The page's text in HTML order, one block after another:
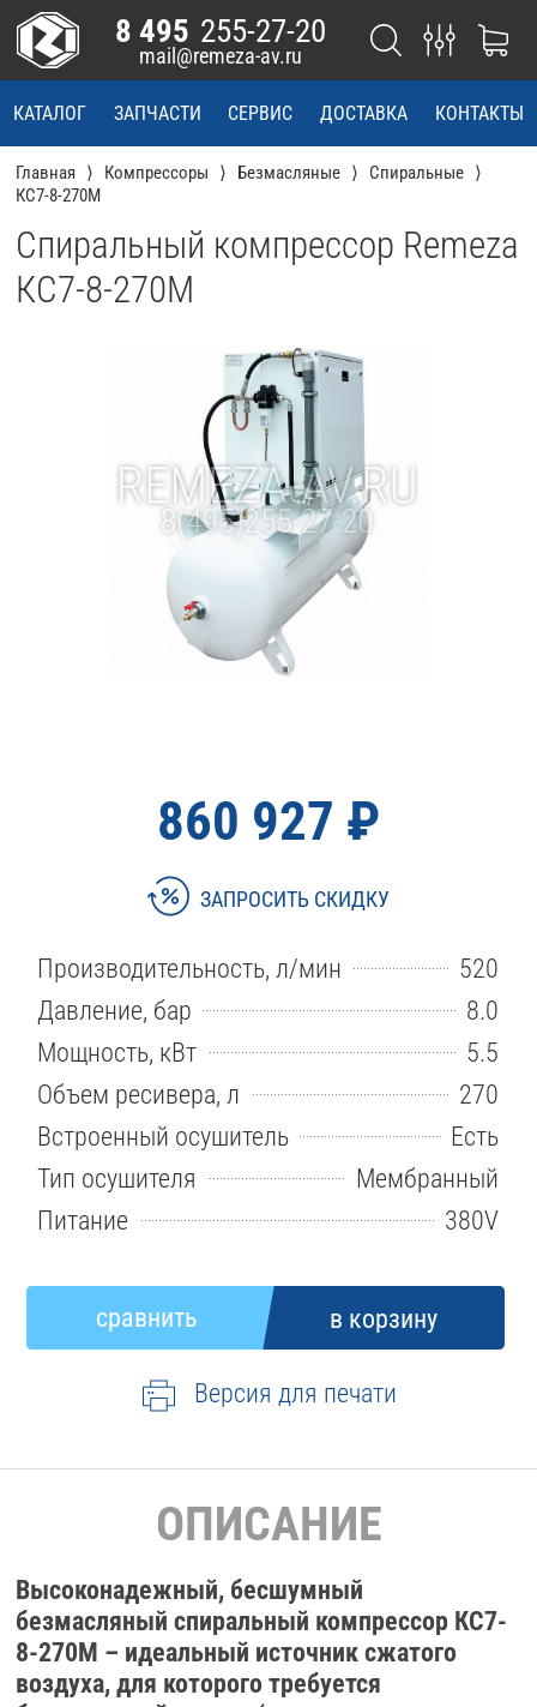
КАТАЛОГ ЗАПЧАСТИ СЕРВИС ДОСТАВКА КОНТАКТЫ
8 495 255-27-20
mail@remeza-av.ru
Главная Компрессоры Безмасляные
Спиральные
КС7-8-270М
Спиральный компрессор Remeza
КС7-8-270М
860 927 ₽
ЗАПРОСИТЬ СКИДКУ
Производительность, л/мин
520
Давление, бар
8.0
Мощность, кВт
5.5
Объем ресивера, л
270
Встроенный осушитель
Есть
Тип осушителя
Мембранный
Питание
380V
Версия для печати
ОПИСАНИЕ
Высоконадежный, бесшумный
безмасляный спиральный компрессор КС7-
8-270М – идеальный источник сжатого
воздуха, для которого требуется